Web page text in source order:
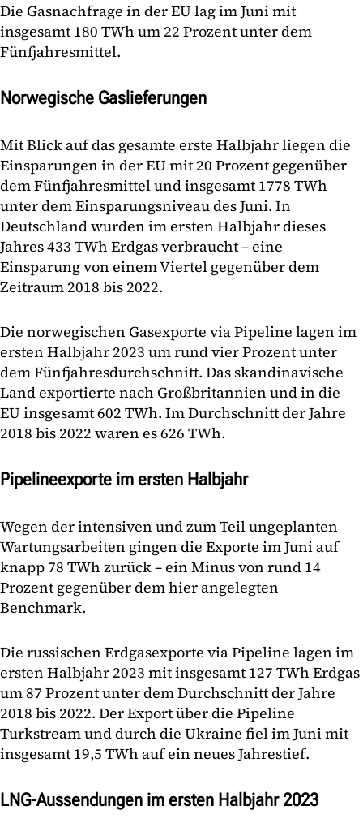
Die Gasnachfrage in der EU lag im Juni mit
insgesamt 180 TWh um 22 Prozent unter dem
Fünfjahresmittel.
Norwegische Gaslieferungen
Mit Blick auf das gesamte erste Halbjahr liegen die
Einsparungen in der EU mit 20 Prozent gegenüber
dem Fünfjahresmittel und insgesamt 1778 TWh
unter dem Einsparungsniveau des Juni. In
Deutschland wurden im ersten Halbjahr dieses
Jahres 433 TWh Erdgas verbraucht – eine
Einsparung von einem Viertel gegenüber dem
Zeitraum 2018 bis 2022.
Die norwegischen Gasexporte via Pipeline lagen im
ersten Halbjahr 2023 um rund vier Prozent unter
dem Fünfjahresdurchschnitt. Das skandinavische
Land exportierte nach Großbritannien und in die
EU insgesamt 602 TWh. Im Durchschnitt der Jahre
2018 bis 2022 waren es 626 TWh.
Pipelineexporte im ersten Halbjahr
Wegen der intensiven und zum Teil ungeplanten
Wartungsarbeiten gingen die Exporte im Juni auf
knapp 78 TWh zurück – ein Minus von rund 14
Prozent gegenüber dem hier angelegten
Benchmark.
Die russischen Erdgasexporte via Pipeline lagen im
ersten Halbjahr 2023 mit insgesamt 127 TWh Erdgas
um 87 Prozent unter dem Durchschnitt der Jahre
2018 bis 2022. Der Export über die Pipeline
Turkstream und durch die Ukraine fiel im Juni mit
insgesamt 19,5 TWh auf ein neues Jahrestief.
LNG-Aussendungen im ersten Halbjahr 2023